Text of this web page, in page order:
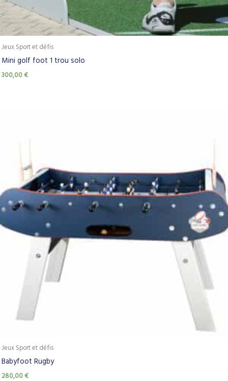
Jeux Sport et défis
Mini golf foot 1 trou solo
300,00€
Jeux Sport et défis
Babyfoot Rugby
280,00€